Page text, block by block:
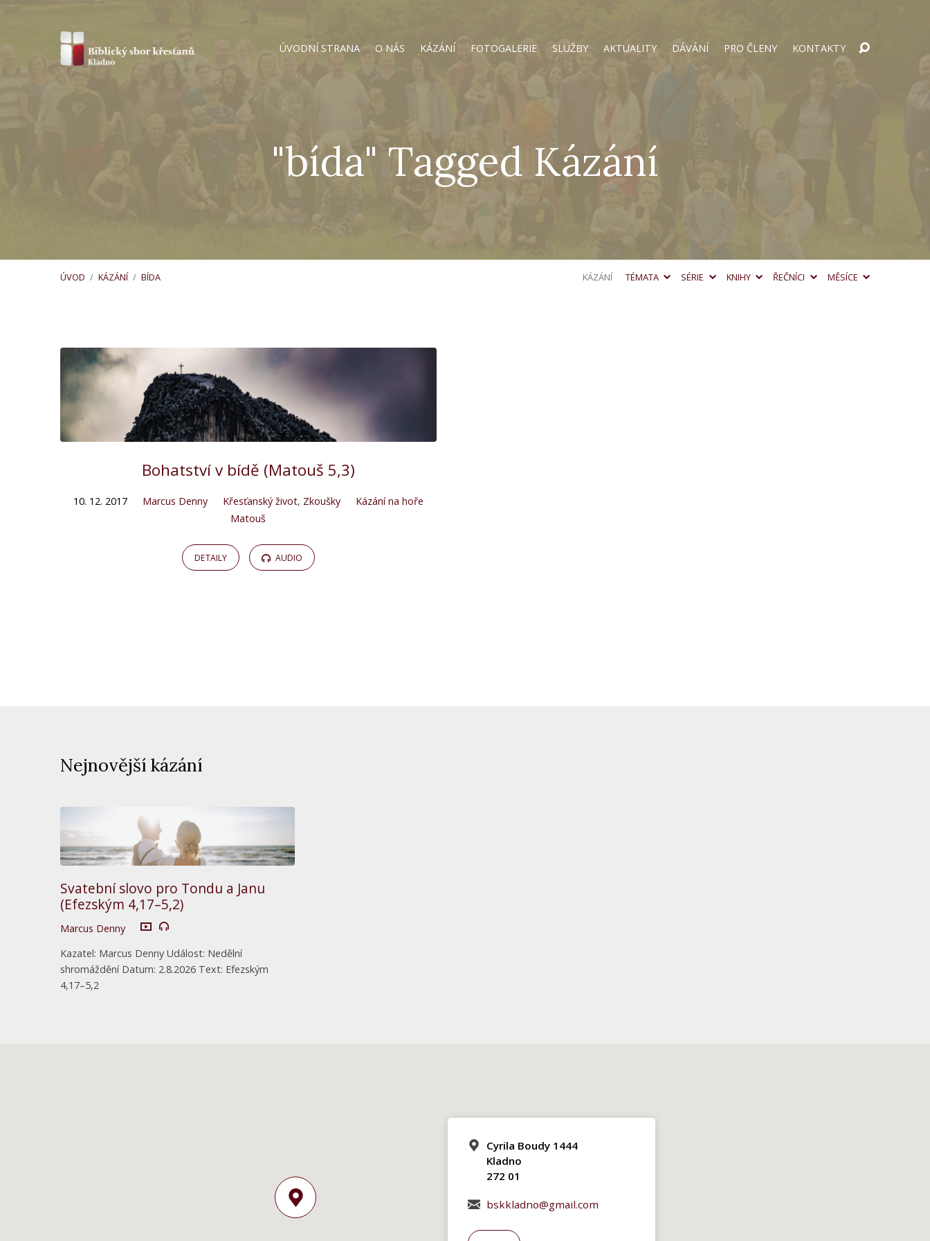
ÚVODNÍ STRANA O NÁS KÁZÁNÍ FOTOGALERIE SLUŽBY AKTUALITY DÁVÁNÍ PRO ČLENY KONTAKTY
"bída" Tagged Kázání
ÚVOD / KÁZÁNÍ / BÍDA KÁZÁNÍ TÉMATA SÉRIE KNIHY ŘEČNÍCI MĚSÍCE
"bída"
Tagged
Kázání
Bohatství v bídě (Matouš 5,3)
10. 12. 2017 Marcus Denny Křesťanský život, Zkoušky
Kázání na hoře
Matouš
DETAILY AUDIO
Nejnovější kázání
Svatební slovo pro Tondu a Janu
(Efezským 4,17–5,2)
Marcus Denny
Kazatel: Marcus Denny Událost: Nedělní
shromáždění Datum: 2.8.2026 Text: Efezským
4,17–5,2
Cyrila Boudy 1444
Kladno
272 01
bskkladno@gmail.com